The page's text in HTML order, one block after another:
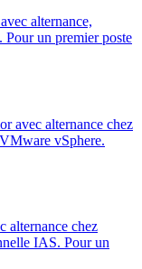
alternance,
Pour un premier poste
avec alternance chez
vSphere.
alternance chez
IAS. Pour un